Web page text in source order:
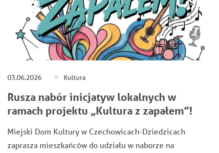
03.06.2026 Kultura
Rusza nabór inicjatyw lokalnych w
ramach projektu „Kultura z zapałem”!
Miejski Dom Kultury w Czechowicach-Dziedzicach
zaprasza mieszkańców do udziału w naborze na